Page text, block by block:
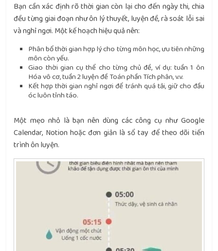
Bạn cần xác định rõ thời gian còn lại cho đến ngày thi, chia
đều từng giai đoạn như ôn lý thuyết, luyện đề, rà soát lỗi sai
và nghỉ ngơi. Một kế hoạch hiệu quả nên:
Phân bổ thời gian hợp lý cho từng môn học, ưu tiên những
môn còn yếu.
Giao thời gian cụ thể cho từng chủ đề, ví dụ: tuần 1 ôn
Hóa vô cơ, tuần 2 luyện đề Toán phần Tích phân, v.v.
Kết hợp thời gian nghỉ ngơi để tránh quá tải, giữ cho đầu
óc luôn tỉnh táo.
Một mẹo nhỏ là bạn nên dùng các công cụ như Google
Calendar, Notion hoặc đơn giản là sổ tay để theo dõi tiến
trình ôn luyện.